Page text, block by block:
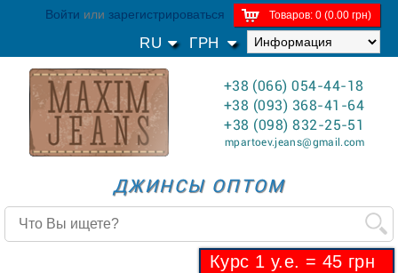
Товаров: 0 (0.00 грн)
Войти или зарегистрироваться
ГРН
RU
ДЖИНСЫ ОПТОМ
+38 (066) 054-44-18
+38 (093) 368-41-64
+38 (098) 832-25-51
mpartoev.jeans@gmail.com
Курс 1 у.е. = 45 грн